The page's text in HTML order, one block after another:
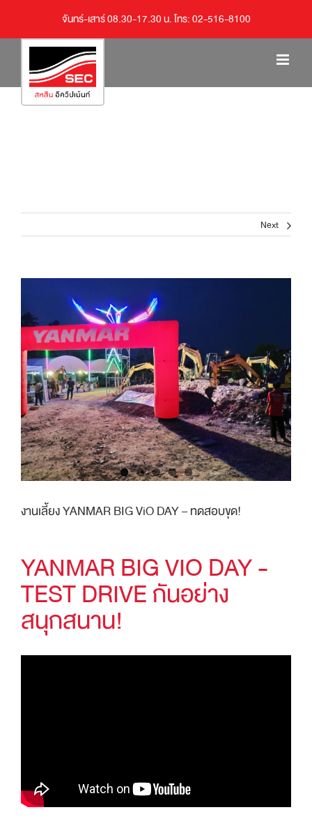
จันทร์-เสาร์ 08.30-17.30 น. โทร: 02-516-8100
Next
Image
งานเลี้ยง YANMAR BIG ViO DAY – ทดสอบขุด!
YANMAR BIG VIO DAY -
TEST DRIVE กันอย่าง
สนุกสนาน!